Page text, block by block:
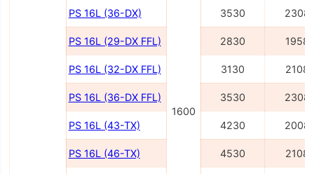
1600
PS 16L (36-DX) 3530 2308
PS 16L (29-DX FFL) 2830 1958
PS 16L (32-DX FFL) 3130 2108
PS 16L (36-DX FFL) 3530 2308
PS 16L (43-TX) 4230 2008
PS 16L (46-TX) 4530 2108